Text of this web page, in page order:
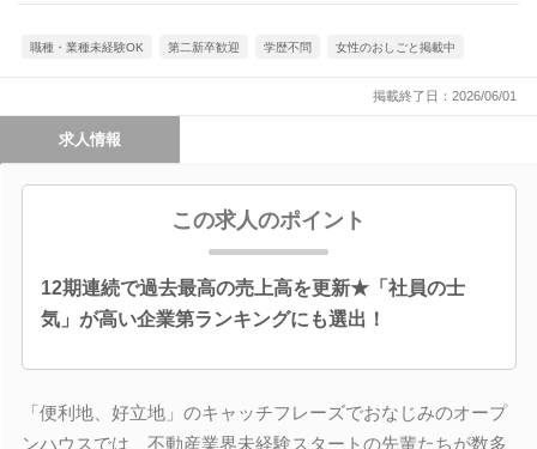
職種・業種未経験OK 第二新卒歓迎 学歴不問 女性のおしごと掲載中
掲載終了日：2026/06/01
求人情報
この求人のポイント
12期連続で過去最高の売上高を更新★「社員の士
気」が高い企業第ランキングにも選出！
「便利地、好立地」のキャッチフレーズでおなじみのオープ
ンハウスでは、不動産業界未経験スタートの先輩たちが数多